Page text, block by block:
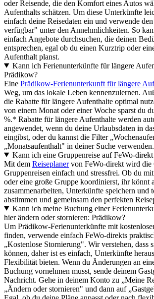
oder Reisende, die den Komfort eines Autos
Aufenthalts schätzen. Um diese Unterkünfte
einfach deine Reisedaten ein und verwende
verfügbar" unter den Annehmlichkeiten. So
einfach Angebote durchsuchen, die deinen
entsprechen, egal ob du einen Kurztrip oder
Aufenthalt planst.
Kann ich Ferienunterkünfte für längere
Prädikow?
Eine Prädikow-Ferienunterkunft für längere
Weg, um das lokale Leben kennenzulernen.
die Rabatte für längere Aufenthalte optimal
von einem Monat oder einer Woche sparst du
%.* Rabatte für längere Aufenthalte werden
angewendet, wenn du deine Urlaubsdaten in
eingibst, oder du kannst die Filter
„Monatsaufenthalt" in deiner Suche verwenden.
Kann ich eine Gruppenreise auf FeWo-direkt
Mit dem Reiseplanervon FeWo-direkt wird die
Gruppenreisen einfach und stressfrei. Ob du
oder eine große Gruppe koordinierst, ihr könnt
zusammenarbeiten, Unterkünfte speichern und
abstimmen und gemeinsam den perfekten
Kann ich meine Buchung einer
hier ändern oder stornieren: Prädikow?
Um Prädikow-Ferienunterkünfte mit
finden, verwende einfach FeWo-direkts
„Kostenlose Stornierung". Wir verstehen, dass
können, daher ist es einfach, Unterkünfte
Flexibilität bieten. Wenn du Änderungen an
Buchung vornehmen musst, sende deinem
Nachricht. Gehe in deinem Konto zu „Meine
„Ändern oder stornieren" und dann auf